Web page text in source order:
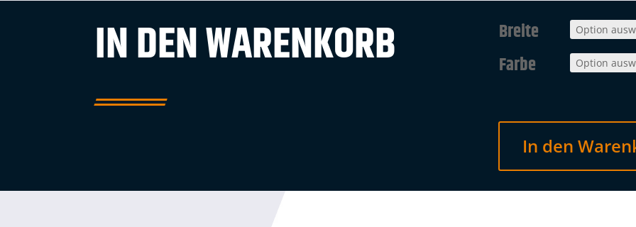
IN DEN WARENKORB
Breite
Farbe
In den